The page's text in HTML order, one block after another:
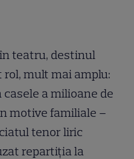
teatru, destinul
rol, mult mai amplu:
a milioane de
motive familiale –
tenor liric
repartiția la